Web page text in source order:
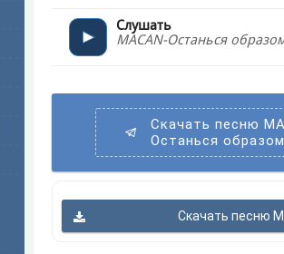
Слушать
MACAN-Останься
Скачать песню
Останься образом
Скачать песню